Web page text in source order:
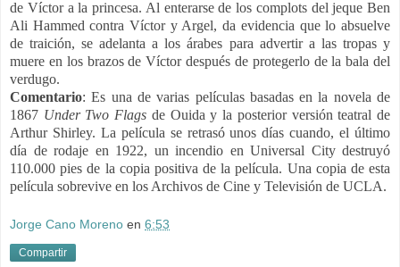
de Víctor a la princesa. Al enterarse de los complots del jeque Ben
Ali Hammed contra Víctor y Argel, da evidencia que lo absuelve
de traición, se adelanta a los árabes para advertir a las tropas y
muere en los brazos de Víctor después de protegerlo de la bala del
verdugo.
Comentario: Es una de varias películas basadas en la novela de
1867 Under Two Flags de Ouida y la posterior versión teatral de
Arthur Shirley. La película se retrasó unos días cuando, el último
día de rodaje en 1922, un incendio en Universal City destruyó
110.000 pies de la copia positiva de la película. Una copia de esta
película sobrevive en los Archivos de Cine y Televisión de UCLA.
Jorge Cano Moreno en 6:53
Compartir